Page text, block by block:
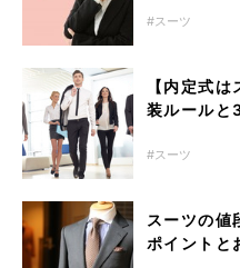
スーツ
【内定式
装ルールと
スーツ
スーツの値
ポイントと